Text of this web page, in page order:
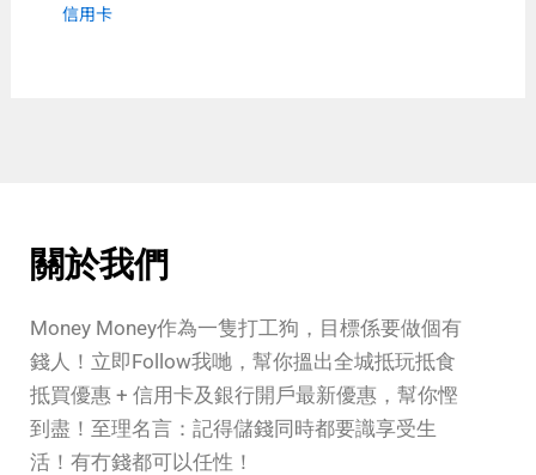
信用卡
關於我們
Money Money作為一隻打工狗，目標係要做個有
錢人！立即Follow我哋，幫你搵出全城抵玩抵食
抵買優惠 + 信用卡及銀行開戶最新優惠，幫你慳
到盡！至理名言：記得儲錢同時都要識享受生
活！有冇錢都可以任性！